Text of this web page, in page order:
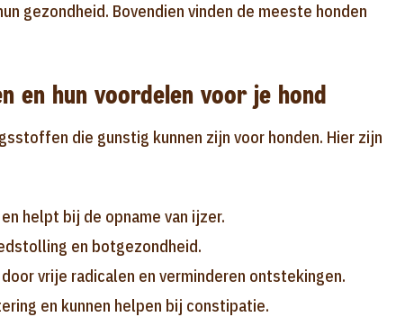
gezondheid. Bovendien vinden de meeste honden
en hun voordelen voor je hond
die gunstig kunnen zijn voor honden. Hier zijn
helpt bij de opname van ijzer.
en botgezondheid.
vrije radicalen en verminderen ontstekingen.
en kunnen helpen bij constipatie.